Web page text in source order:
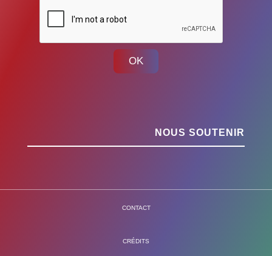
OK
NOUS SOUTENIR
CONTACT
CRÉDITS